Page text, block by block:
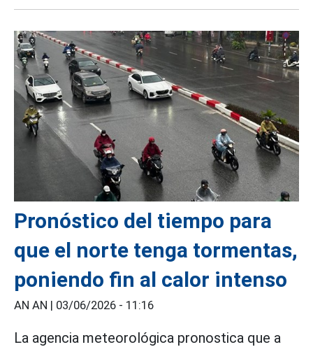
Pronóstico del tiempo para
que el norte tenga tormentas,
poniendo fin al calor intenso
AN AN | 03/06/2026 - 11:16
La agencia meteorológica pronostica que a